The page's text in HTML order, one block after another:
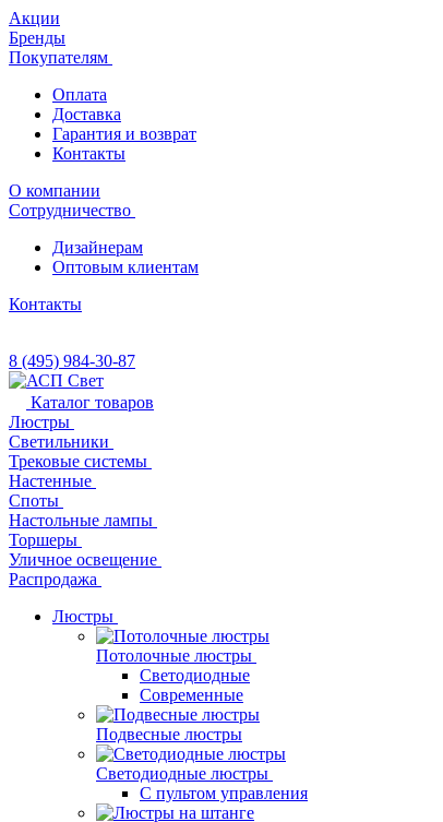
Акции
Бренды
Покупателям
Оплата
Доставка
Гарантия и возврат
Контакты
О компании
Сотрудничество
Дизайнерам
Оптовым клиентам
Контакты
8 (495) 984-30-87
Каталог товаров
Люстры
Светильники
Трековые системы
Настенные
Споты
Настольные лампы
Торшеры
Уличное освещение
Распродажа
Люстры
Потолочные люстры
Светодиодные
Современные
Подвесные люстры
Светодиодные люстры
С пультом управления